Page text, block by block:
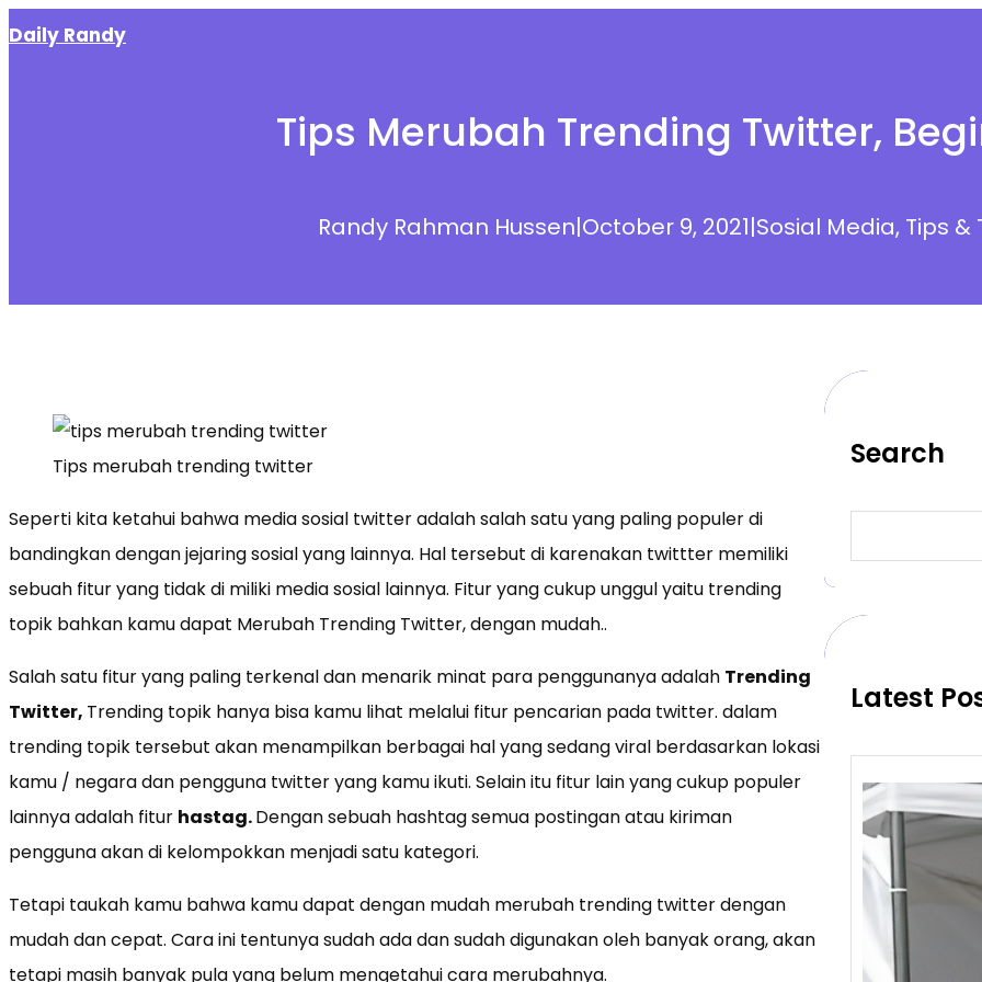
to
Daily Randy
Tips Merubah Trending Twitter,
Randy Rahman Hussen|October 9, 2021|Sosial Media, Tips &
Tips merubah trending twitter
Seperti kita ketahui bahwa media sosial twitter adalah salah satu yang paling populer di
bandingkan dengan jejaring sosial yang lainnya. Hal tersebut di karenakan twittter memiliki
sebuah fitur yang tidak di miliki media sosial lainnya. Fitur yang cukup unggul yaitu trending
topik bahkan kamu dapat Merubah Trending Twitter, dengan mudah..
Salah satu fitur yang paling terkenal dan menarik minat para penggunanya adalah Trending
Twitter, Trending topik hanya bisa kamu lihat melalui fitur pencarian pada twitter. dalam
trending topik tersebut akan menampilkan berbagai hal yang sedang viral berdasarkan lokasi
kamu / negara dan pengguna twitter yang kamu ikuti. Selain itu fitur lain yang cukup populer
lainnya adalah fitur hastag.Dengan sebuah hashtag semua postingan atau kiriman
pengguna akan di kelompokkan menjadi satu kategori.
Tetapi taukah kamu bahwa kamu dapat dengan mudah merubah trending twitter dengan
mudah dan cepat. Cara ini tentunya sudah ada dan sudah digunakan oleh banyak orang, akan
tetapi masih banyak pula yang belum mengetahui cara merubahnya.
Search
a
c
Latest